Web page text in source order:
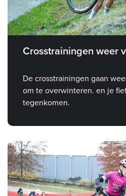
Crosstrainingen weer
De crosstrainingen gaan
om te overwinteren. en je
tegenkomen.